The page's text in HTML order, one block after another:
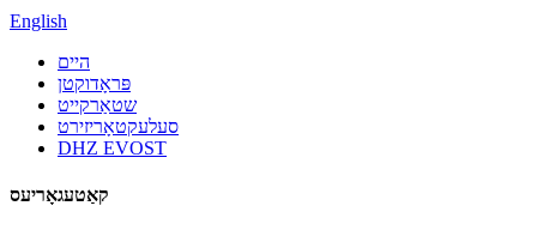
English
היים
פּראָדוקטן
שטאַרקייט
סעלעקטאָריזירט
DHZ EVOST
קאַטעגאָריעס